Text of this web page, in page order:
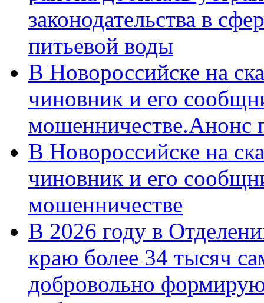
законодательства в
питьевой воды
В Новороссийске на
чиновник и его
мошенничестве.Анонс
В Новороссийске на
чиновник и его
мошенничестве
В 2026 году в
краю более 34 тысяч
добровольно